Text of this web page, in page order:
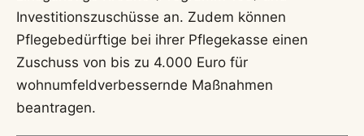
Investitionszuschüsse an. Zudem können
Pflegebedürftige bei ihrer Pflegekasse einen
Zuschuss von bis zu 4.000 Euro für
wohnumfeldverbessernde Maßnahmen
beantragen.